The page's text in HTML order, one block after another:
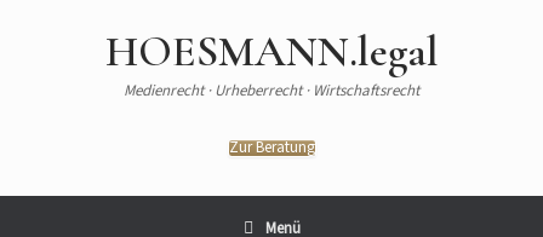
HOESMANN.legal
Medienrecht · Urheberrecht · Wirtschaftsrecht
Zur Beratung
Menü